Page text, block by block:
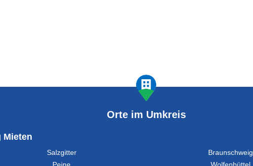
Orte im Umkreis
Mieten
Salzgitter
Braunschweig